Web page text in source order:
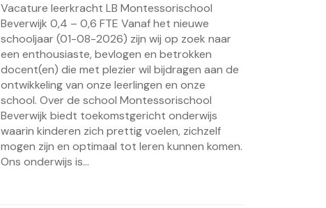
Vacature leerkracht LB Montessorischool
Beverwijk 0,4 – 0,6 FTE Vanaf het nieuwe
schooljaar (01-08-2026) zijn wij op zoek naar
een enthousiaste, bevlogen en betrokken
docent(en) die met plezier wil bijdragen aan de
ontwikkeling van onze leerlingen en onze
school. Over de school Montessorischool
Beverwijk biedt toekomstgericht onderwijs
waarin kinderen zich prettig voelen, zichzelf
mogen zijn en optimaal tot leren kunnen komen.
Ons onderwijs is...